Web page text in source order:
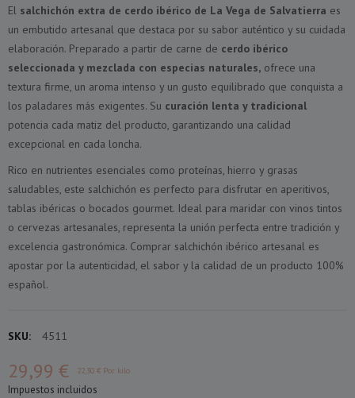
El salchichón extra de cerdo ibérico de La Vega de Salvatierra es
un embutido artesanal que destaca por su sabor auténtico y su cuidada
elaboración. Preparado a partir de carne de cerdo ibérico
seleccionada y mezclada con especias naturales, ofrece una
textura firme, un aroma intenso y un gusto equilibrado que conquista a
los paladares más exigentes. Su curación lenta y tradicional
potencia cada matiz del producto, garantizando una calidad
excepcional en cada loncha.
Rico en nutrientes esenciales como proteínas, hierro y grasas
saludables, este salchichón es perfecto para disfrutar en aperitivos,
tablas ibéricas o bocados gourmet. Ideal para maridar con vinos tintos
o cervezas artesanales, representa la unión perfecta entre tradición y
excelencia gastronómica. Comprar salchichón ibérico artesanal es
apostar por la autenticidad, el sabor y la calidad de un producto 100%
español.
SKU: 4511
29,99 € 22,30 € Por kilo
Impuestos incluidos